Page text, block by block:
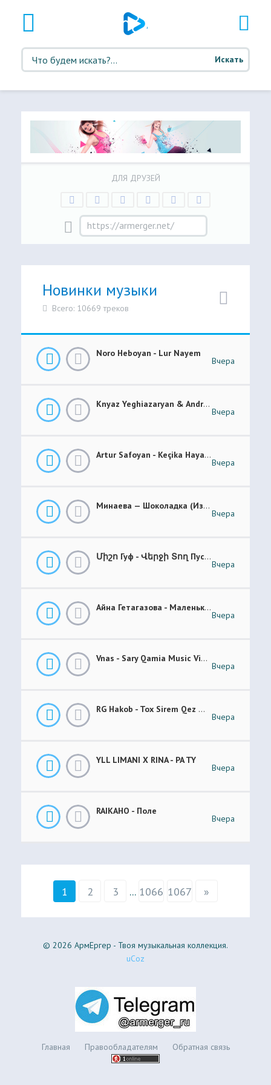
Искать
ДЛЯ ДРУЗЕЙ
Новинки музыки
Всего: 10669 треков
Noro Heboyan - Lur Nayem
Вчера
Knyaz Yeghiazaryan & Andranik Sirakanyan - Arevi Pes New 2026
Вчера
Artur Safoyan - Keçika Hayastanê
Вчера
Минаева — Шоколадка (Из Шоу Соль.Легенда)
Вчера
Միշո Гуф - Վերջի Տող Пусто _ Prod. NAYOGE
Вчера
Айна Гетагазова - Маленькая Ладонь
Вчера
Vnas - Sary Qamia Music Video Վնաս - Սառը Քամիա
Вчера
RG Hakob - Tox Sirem Qez Թող Սիրեմ Քեզ
Вчера
YLL LIMANI X RINA - PA TY
Вчера
RAIKAHO - Поле
Вчера
1 2 3 ... 1066 1067 »
© 2026 АрмЕргер - Твоя музыкальная коллекция.
uCoz
Главная Правообладателям Обратная связь